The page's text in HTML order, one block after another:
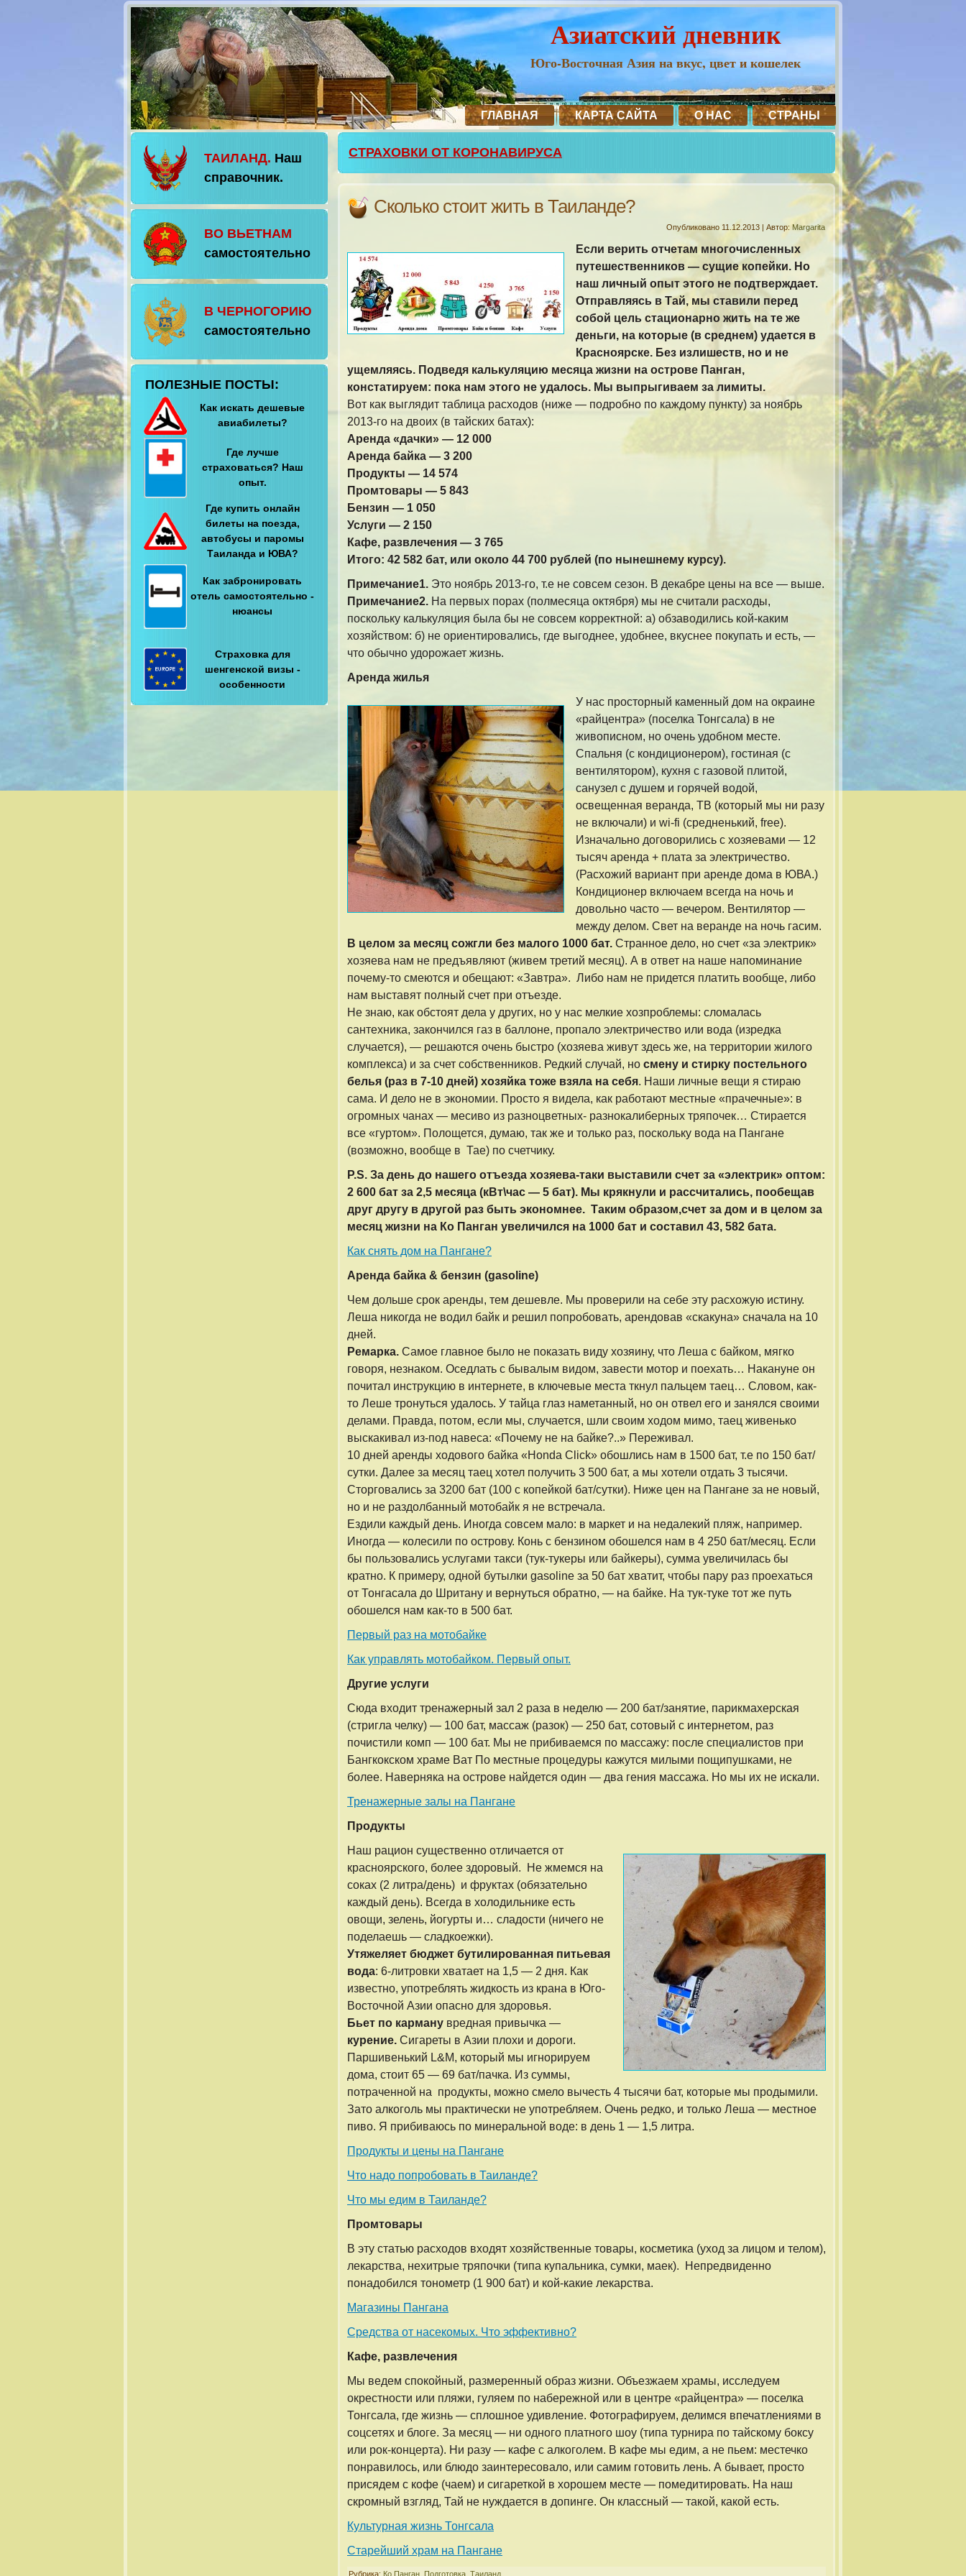
Азиатский дневник
Юго-Восточная Азия на вкус, цвет и кошелек
ГЛАВНАЯ КАРТА САЙТА О НАС СТРАНЫ
ТАИЛАНД. Наш
справочник.
ВО ВЬЕТНАМ
самостоятельно
В ЧЕРНОГОРИЮ
самостоятельно
ПОЛЕЗНЫЕ ПОСТЫ:
Как искать дешевые
авиабилеты?
Где лучше
страховаться? Наш
опыт.
Где купить онлайн
билеты на поезда,
автобусы и паромы
Таиланда и ЮВА?
Как забронировать
отель самостоятельно -
нюансы
Страховка для
шенгенской визы -
особенности
СТРАХОВКИ ОТ КОРОНАВИРУСА
Сколько стоит жить в Таиланде?
Опубликовано 11.12.2013 | Автор: Margarita
Если верить отчетам многочисленных
путешественников — сущие копейки. Но
наш личный опыт этого не подтверждает.
Отправляясь в Тай, мы ставили перед
собой цель стационарно жить на те же
деньги, на которые (в среднем) удается в
Красноярске. Без излишеств, но и не
ущемляясь. Подведя калькуляцию месяца жизни на острове Панган,
констатируем: пока нам этого не удалось. Мы выпрыгиваем за лимиты.
Вот как выглядит таблица расходов (ниже — подробно по каждому пункту) за ноябрь
2013-го на двоих (в тайских батах):
Аренда «дачки» — 12 000
Аренда байка — 3 200
Продукты — 14 574
Промтовары — 5 843
Бензин — 1 050
Услуги — 2 150
Кафе, развлечения — 3 765
Итого: 42 582 бат, или около 44 700 рублей (по нынешнему курсу).
Примечание1. Это ноябрь 2013-го, т.е не совсем сезон. В декабре цены на все — выше.
Примечание2. На первых порах (полмесяца октября) мы не считали расходы,
поскольку калькуляция была бы не совсем корректной: а) обзаводились кой-каким
хозяйством: б) не ориентировались, где выгоднее, удобнее, вкуснее покупать и есть, —
что обычно удорожает жизнь.
Аренда жилья
У нас просторный каменный дом на окраине
«райцентра» (поселка Тонгсала) в не
живописном, но очень удобном месте.
Спальня (с кондиционером), гостиная (с
вентилятором), кухня с газовой плитой,
санузел с душем и горячей водой,
освещенная веранда, ТВ (который мы ни разу
не включали) и wi-fi (средненький, free).
Изначально договорились с хозяевами — 12
тысяч аренда + плата за электричество.
(Расхожий вариант при аренде дома в ЮВА.)
Кондиционер включаем всегда на ночь и
довольно часто — вечером. Вентилятор —
между делом. Свет на веранде на ночь гасим.
В целом за месяц сожгли без малого 1000 бат. Странное дело, но счет «за электрик»
хозяева нам не предъявляют (живем третий месяц). А в ответ на наше напоминание
почему-то смеются и обещают: «Завтра». Либо нам не придется платить вообще, либо
нам выставят полный счет при отъезде.
Не знаю, как обстоят дела у других, но у нас мелкие хозпроблемы: сломалась
сантехника, закончился газ в баллоне, пропало электричество или вода (изредка
случается), — решаются очень быстро (хозяева живут здесь же, на территории жилого
комплекса) и за счет собственников. Редкий случай, но смену и стирку постельного
белья (раз в 7-10 дней) хозяйка тоже взяла на себя. Наши личные вещи я стираю
сама. И дело не в экономии. Просто я видела, как работают местные «прачечные»: в
огромных чанах — месиво из разноцветных- разнокалиберных тряпочек… Стирается
все «гуртом». Полощется, думаю, так же и только раз, поскольку вода на Пангане
(возможно, вообще в Тае) по счетчику.
P.S. За день до нашего отъезда хозяева-таки выставили счет за «электрик» оптом:
2 600 бат за 2,5 месяца (кВт\час — 5 бат). Мы крякнули и рассчитались, пообещав
друг другу в другой раз быть экономнее. Таким образом,счет за дом и в целом за
месяц жизни на Ко Панган увеличился на 1000 бат и составил 43, 582 бата.
Как снять дом на Пангане?
Аренда байка & бензин (gasoline)
Чем дольше срок аренды, тем дешевле. Мы проверили на себе эту расхожую истину.
Леша никогда не водил байк и решил попробовать, арендовав «скакуна» сначала на 10
дней.
Ремарка. Самое главное было не показать виду хозяину, что Леша с байком, мягко
говоря, незнаком. Оседлать с бывалым видом, завести мотор и поехать… Накануне он
почитал инструкцию в интернете, в ключевые места ткнул пальцем таец… Словом, как-
то Леше тронуться удалось. У тайца глаз наметанный, но он отвел его и занялся своими
делами. Правда, потом, если мы, случается, шли своим ходом мимо, таец живенько
выскакивал из-под навеса: «Почему не на байке?..» Переживал.
10 дней аренды ходового байка «Honda Click» обошлись нам в 1500 бат, т.е по 150 бат/
сутки. Далее за месяц таец хотел получить 3 500 бат, а мы хотели отдать 3 тысячи.
Сторговались за 3200 бат (100 с копейкой бат/сутки). Ниже цен на Пангане за не новый,
но и не раздолбанный мотобайк я не встречала.
Ездили каждый день. Иногда совсем мало: в маркет и на недалекий пляж, например.
Иногда — колесили по острову. Конь с бензином обошелся нам в 4 250 бат/месяц. Если
бы пользовались услугами такси (тук-тукеры или байкеры), сумма увеличилась бы
кратно. К примеру, одной бутылки gasoline за 50 бат хватит, чтобы пару раз проехаться
от Тонгасала до Шритану и вернуться обратно, — на байке. На тук-туке тот же путь
обошелся нам как-то в 500 бат.
Первый раз на мотобайке
Как управлять мотобайком. Первый опыт.
Другие услуги
Сюда входит тренажерный зал 2 раза в неделю — 200 бат/занятие, парикмахерская
(стригла челку) — 100 бат, массаж (разок) — 250 бат, сотовый с интернетом, раз
почистили комп — 100 бат. Мы не прибиваемся по массажу: после специалистов при
Бангкокском храме Ват По местные процедуры кажутся милыми пощипушками, не
более. Наверняка на острове найдется один — два гения массажа. Но мы их не искали.
Тренажерные залы на Пангане
Продукты
Наш рацион существенно отличается от
красноярского, более здоровый. Не жмемся на
соках (2 литра/день) и фруктах (обязательно
каждый день). Всегда в холодильнике есть
овощи, зелень, йогурты и… сладости (ничего не
поделаешь — сладкоежки).
Утяжеляет бюджет бутилированная питьевая
вода: 6-литровки хватает на 1,5 — 2 дня. Как
известно, употреблять жидкость из крана в Юго-
Восточной Азии опасно для здоровья.
Бьет по карману вредная привычка —
курение. Сигареты в Азии плохи и дороги.
Паршивенький L&M, который мы игнорируем
дома, стоит 65 — 69 бат/пачка. Из суммы,
потраченной на продукты, можно смело вычесть 4 тысячи бат, которые мы продымили.
Зато алкоголь мы практически не употребляем. Очень редко, и только Леша — местное
пиво. Я прибиваюсь по минеральной воде: в день 1 — 1,5 литра.
Продукты и цены на Пангане
Что надо попробовать в Таиланде?
Что мы едим в Таиланде?
Промтовары
В эту статью расходов входят хозяйственные товары, косметика (уход за лицом и телом),
лекарства, нехитрые тряпочки (типа купальника, сумки, маек). Непредвиденно
понадобился тонометр (1 900 бат) и кой-какие лекарства.
Магазины Пангана
Средства от насекомых. Что эффективно?
Кафе, развлечения
Мы ведем спокойный, размеренный образ жизни. Объезжаем храмы, исследуем
окрестности или пляжи, гуляем по набережной или в центре «райцентра» — поселка
Тонгсала, где жизнь — сплошное удивление. Фотографируем, делимся впечатлениями в
соцсетях и блоге. За месяц — ни одного платного шоу (типа турнира по тайскому боксу
или рок-концерта). Ни разу — кафе с алкоголем. В кафе мы едим, а не пьем: местечко
понравилось, или блюдо заинтересовало, или самим готовить лень. А бывает, просто
присядем с кофе (чаем) и сигареткой в хорошем месте — помедитировать. На наш
скромный взгляд, Тай не нуждается в допинге. Он классный — такой, какой есть.
Культурная жизнь Тонгсала
Старейший храм на Пангане
Рубрика: Ко Панган Подготовка Таиланд